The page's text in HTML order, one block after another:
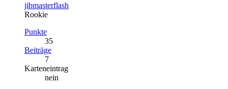
jibmasterflash
Rookie
Punkte
35
Beiträge
7
Karteneintrag
nein